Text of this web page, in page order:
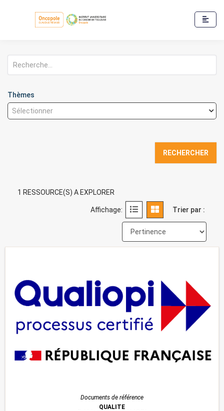
Rechercher
Thèmes
1 RESSOURCE(S) A EXPLORER
Affichage: Trier par :
Documents de référence
QUALITE